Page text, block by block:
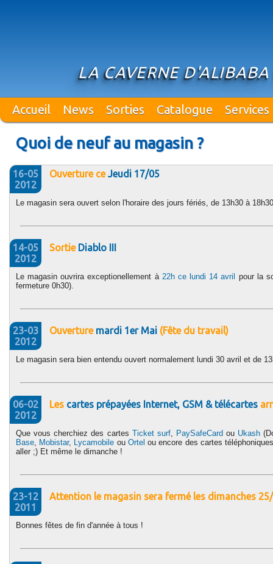
LA CAVERNE
Accueil News Sorties Catalogue Services
Quoi de neuf au magasin ?
16-05
2012
Ouverture ceJeudi 17/05
Le magasin sera ouvert selon l'horaire des jours fériés, de 13h30 à
14-05
2012
Sortie Diablo III
Le magasin ouvrira exceptionellement à 22h ce lundi 14 avril
pour la
fermeture 0h30).
23-03
2012
Ouverture mardi 1er Mai (Fête du travail)
Le magasin sera bien entendu ouvert normalement lundi 30 avril et de
06-02
2012
Les cartes prépayées Internet, GSM & télécartes
Que vous cherchiez des cartes Ticket surf, PaySafeCard ou Ukash
Base, Mobistar, Lycamobile ou Ortel ou encore des cartes
aller ;) Et même le dimanche !
23-12
2011
Attention le magasin sera fermé les dimanches
Bonnes fêtes de fin d'année à tous !